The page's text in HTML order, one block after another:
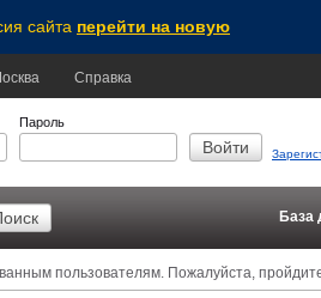
сайта перейти на новую
Справка
Пароль
База
пользователям. Пожалуйста,